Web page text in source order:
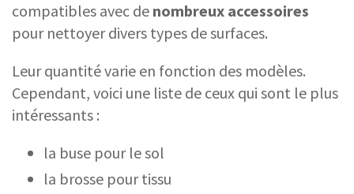
compatibles avec de nombreux accessoires
pour nettoyer divers types de surfaces.
Leur quantité varie en fonction des modèles.
Cependant, voici une liste de ceux qui sont le plus
intéressants :
la buse pour le sol
la brosse pour tissu